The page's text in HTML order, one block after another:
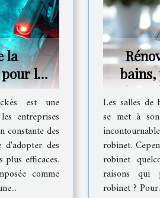
la
la
est une
entreprises
constante des
d'adopter des
efficaces.
comme
dans
Les salles de
se met à
robinet.
robinet
raisons qui
robinet ?